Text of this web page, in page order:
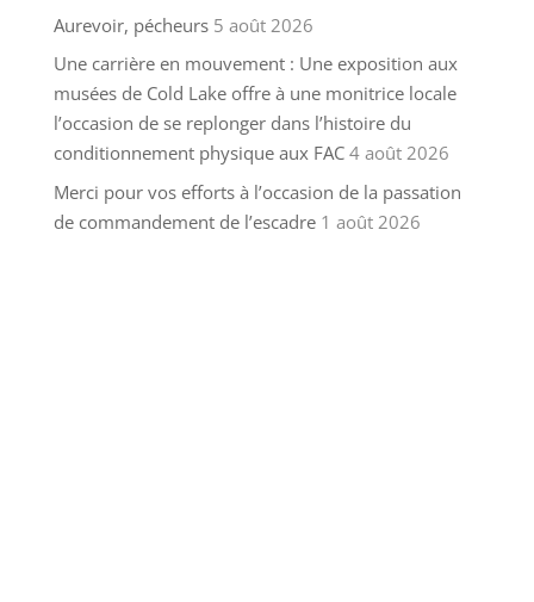
Aurevoir, pécheurs 5 août 2026
Une carrière en mouvement : Une exposition aux
musées de Cold Lake offre à une monitrice locale
l’occasion de se replonger dans l’histoire du
conditionnement physique aux FAC 4 août 2026
Merci pour vos efforts à l’occasion de la passation
de commandement de l’escadre 1 août 2026